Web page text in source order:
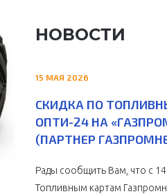
НОВОСТИ
15 МАЯ 2026
СКИДКА ПО
ОПТИ-24 НА
(ПАРТНЕР
Рады сообщить Вам, что с
Топливным картам